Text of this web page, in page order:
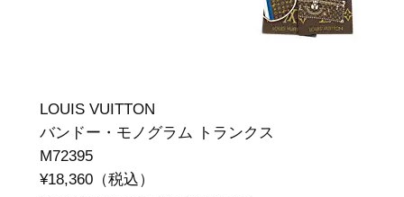
LOUIS VUITTON
バンドー・モノグラム トランクス
M72395
¥18,360（税込）